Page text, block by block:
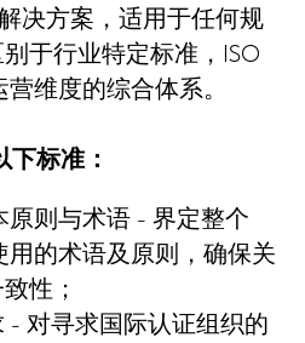
决方案，适用于任何规
于行业特定标准，ISO
维度的综合体系。
标准：
原则与术语 - 界定整个
用的术语及原则，确保关
性；
- 对寻求国际认证组织的